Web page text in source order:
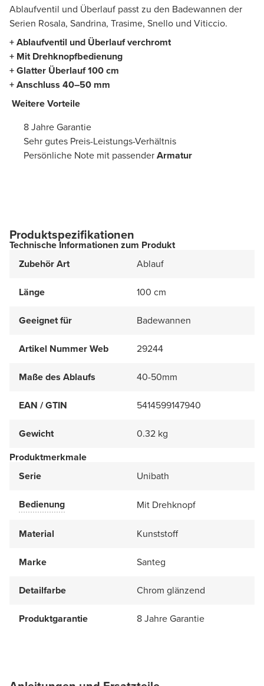
Ablaufventil und Überlauf passt zu den Badewannen der
Serien Rosala, Sandrina, Trasime, Snello und Viticcio.
+ Ablaufventil und Überlauf verchromt
+ Mit Drehknopfbedienung
+ Glatter Überlauf 100 cm
+ Anschluss 40–50 mm
Weitere Vorteile
8 Jahre Garantie
Sehr gutes Preis-Leistungs-Verhältnis
Persönliche Note mit passenderArmatur
Produktspezifikationen
Technische Informationen zum Produkt
Zubehör Art
Ablauf
Länge 100 cm
Geeignet für Badewannen
Artikel Nummer Web 29244
Maße des Ablaufs 40-50mm
EAN / GTIN 5414599147940
Gewicht
0.32 kg
Produktmerkmale
Serie
Unibath
Bedienung Mit Drehknopf
Material Kunststoff
Marke Santeg
Detailfarbe Chrom glänzend
Produktgarantie 8 Jahre Garantie